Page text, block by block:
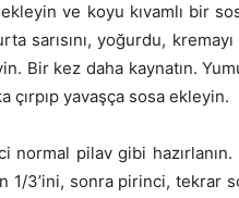
ve koyu kıvamlı bir
sarısını, yoğurdu,
Bir kez daha kaynatın.
çırpıp yavaşça sosa ekleyin.
normal pilav gibi hazırlanın.
1/3’ini, sonra pirinci, tekrar